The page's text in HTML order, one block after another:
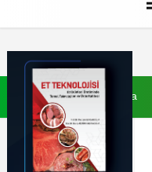
7 Ağustos 2026, Cuma